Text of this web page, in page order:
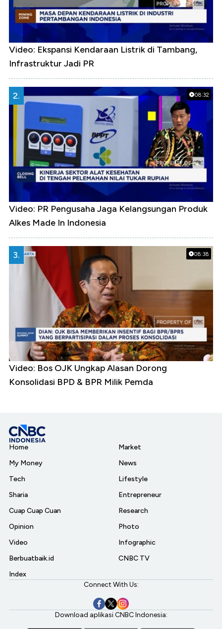
Video: Ekspansi Kendaraan Listrik di Tambang,
Infrastruktur Jadi PR
08:32
2.
Video: PR Pengusaha Jaga Kelangsungan Produk
Alkes Made In Indonesia
08:38
3.
Video: Bos OJK Ungkap Alasan Dorong
Konsolidasi BPD & BPR Milik Pemda
Home
My Money
Tech
Sharia
Cuap Cuap Cuan
Opinion
Video
Berbuatbaik.id
Index
Market
News
Lifestyle
Entrepreneur
Research
Photo
Infographic
CNBC TV
Connect With Us:
Download aplikasi CNBC Indonesia: